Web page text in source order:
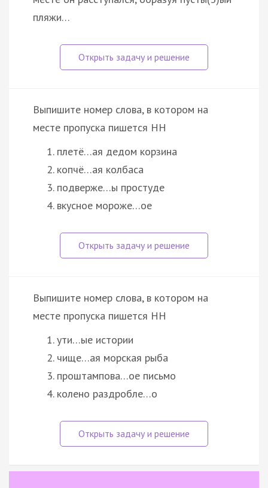
пляжи…
Выпишите номер слова, в котором на
месте пропуска пишется НН
плетё…ая дедом корзина
копчё…ая колбаса
подверже…ы простуде
вкусное мороже…ое
Выпишите номер слова, в котором на
месте пропуска пишется НН
ути…ые истории
чище…ая морская рыба
проштампова…ое письмо
колено раздробле…о